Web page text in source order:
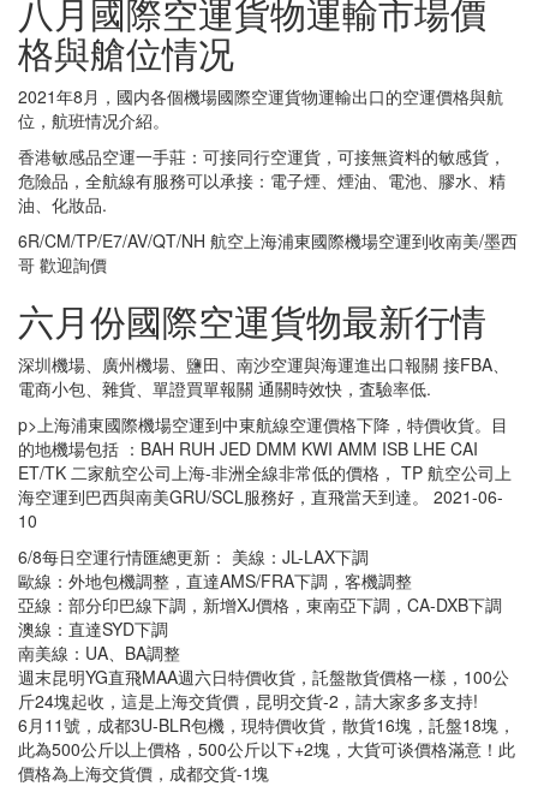
八月國際空運貨物運輸市場價
格與艙位情况
2021年8月，國内各個機場國際空運貨物運輸出口的空運價格與航
位，航班情况介紹。
香港敏感品空運一手莊：可接同行空運貨，可接無資料的敏感貨，
危險品，全航線有服務可以承接：電子煙、煙油、電池、膠水、精
油、化妝品.
6R/CM/TP/E7/AV/QT/NH 航空上海浦東國際機場空運到收南美/墨西
哥 歡迎詢價
六月份國際空運貨物最新行情
深圳機場、廣州機場、鹽田、南沙空運與海運進出口報關 接FBA、
電商小包、雜貨、單證買單報關 通關時效快，査驗率低.
p>上海浦東國際機場空運到中東航線空運價格下降，特價收貨。目
的地機場包括 ：BAH RUH JED DMM KWI AMM ISB LHE CAI
ET/TK 二家航空公司上海-非洲全線非常低的價格， TP 航空公司上
海空運到巴西與南美GRU/SCL服務好，直飛當天到達。 2021-06-
10
6/8每日空運行情匯總更新： 美線：JL-LAX下調
歐線：外地包機調整，直達AMS/FRA下調，客機調整
亞線：部分印巴線下調，新增XJ價格，東南亞下調，CA-DXB下調
澳線：直達SYD下調
南美線：UA、BA調整
週末昆明YG直飛MAA週六日特價收貨，託盤散貨價格一樣，100公
斤24塊起收，這是上海交貨價，昆明交貨-2，請大家多多支持!
6月11號，成都3U-BLR包機，現特價收貨，散貨16塊，託盤18塊，
此為500公斤以上價格，500公斤以下+2塊，大貨可谈價格滿意！此
價格為上海交貨價，成都交貨-1塊